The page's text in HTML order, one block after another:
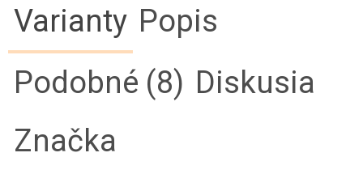
Varianty Popis
Podobné (8) Diskusia
Značka